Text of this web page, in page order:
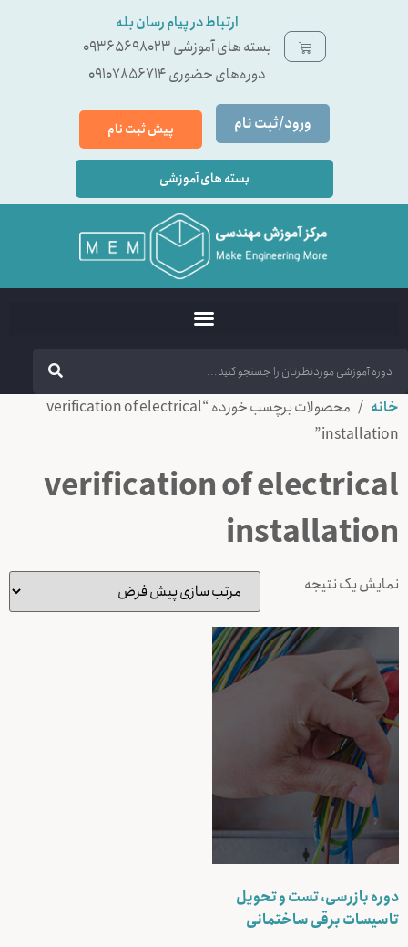
ارتباط در پیام رسان بله
بسته ‌های آموزشی 09365698023
دوره‌های حضوری 09107856714
ورود/ثبت نام پیش ثبت نام
بسته های آموزشی
خانه
/ محصولات برچسب خورده “verification of electrical
installation”
verification of electrical
installation
نمایش یک نتیجه
دوره بازرسی، تست و تحویل
تاسیسات برقی ساختمانی